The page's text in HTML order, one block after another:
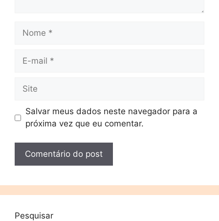
Salvar meus dados neste navegador para a
próxima vez que eu comentar.
Pesquisar